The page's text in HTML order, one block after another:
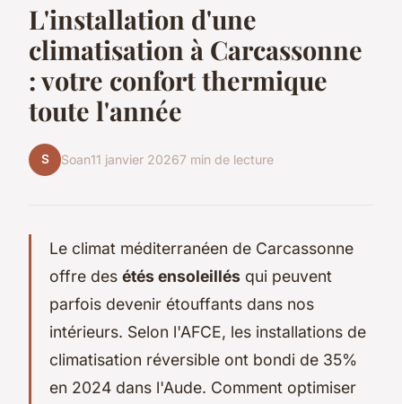
L'installation d'une
climatisation à Carcassonne
: votre confort thermique
toute l'année
S Soan11 janvier 20267 min de lecture
Le climat méditerranéen de Carcassonne
offre des étés ensoleillés qui peuvent
parfois devenir étouffants dans nos
intérieurs. Selon l'AFCE, les installations de
climatisation réversible ont bondi de 35%
en 2024 dans l'Aude. Comment optimiser